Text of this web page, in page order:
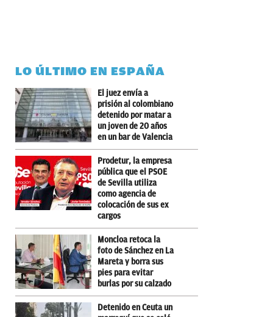
LO ÚLTIMO EN ESPAÑA
El juez envía a
prisión al colombiano
detenido por matar a
un joven de 20 años
en un bar de Valencia
Prodetur, la empresa
pública que el PSOE
de Sevilla utiliza
como agencia de
colocación de sus ex
cargos
Moncloa retoca la
foto de Sánchez en La
Mareta y borra sus
pies para evitar
burlas por su calzado
Detenido en Ceuta un